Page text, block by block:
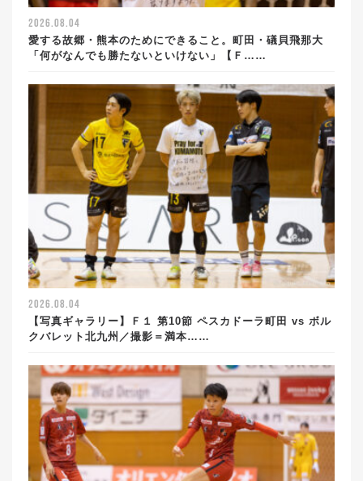
2026.08.04
愛する故郷・熊本のためにできること。町田・礒貝飛那大
「何がなんでも勝たないといけない」【Ｆ……
2026.08.04
【写真ギャラリー】Ｆ１ 第10節 ペスカドーラ町田 vs ボル
クバレット北九州／撮影＝満本……